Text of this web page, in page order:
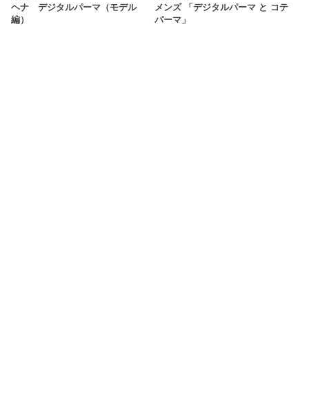
ヘナ デジタルパーマ（モデル
編）
メンズ 「デジタルパーマ と コテ
パーマ」